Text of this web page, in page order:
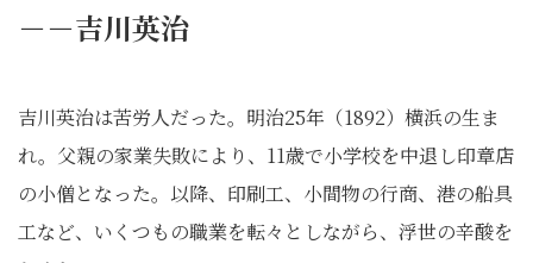
－－吉川英治
吉川英治は苦労人だった。明治25年（1892）横浜の生ま
れ。父親の家業失敗により、11歳で小学校を中退し印章店
の小僧となった。以降、印刷工、小間物の行商、港の船具
工など、いくつもの職業を転々としながら、浮世の辛酸を